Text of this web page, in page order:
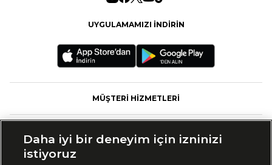
UYGULAMAMIZI İNDİRİN
MÜŞTERİ HİZMETLERİ
Daha iyi bir deneyim için izninizi
istiyoruz